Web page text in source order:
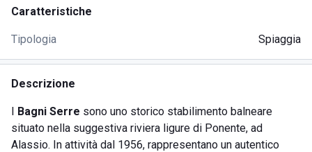
Caratteristiche
Tipologia Spiaggia
Descrizione
I Bagni Serre sono uno storico stabilimento balneare
situato nella suggestiva riviera ligure di Ponente, ad
Alassio. In attività dal 1956, rappresentano un autentico